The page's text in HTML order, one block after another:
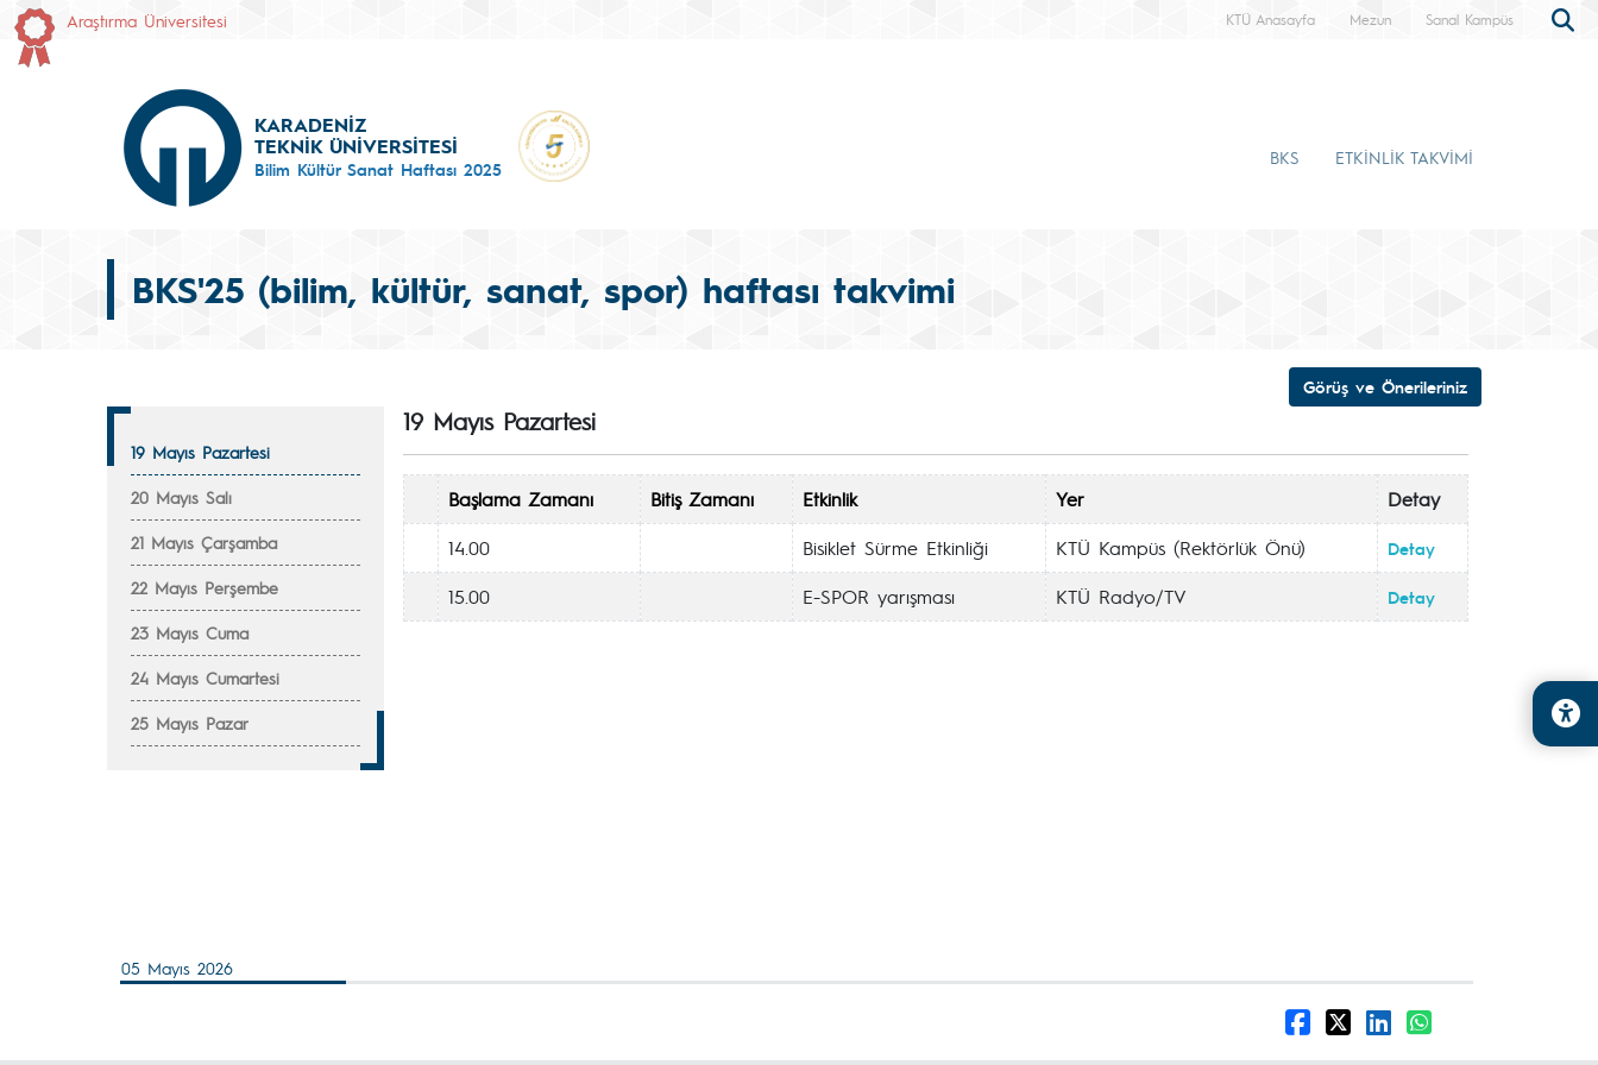
Araştırma Üniversitesi KTÜ Anasayfa Mezun Sanal Kampüs
KARADENİZ
TEKNİK ÜNİVERSİTESİ
Bilim Kültür Sanat Haftası 2025
BKS ETKİNLİK TAKVİMİ
BKS'25 (bilim, kültür, sanat, spor) haftası takvimi
Görüş ve Önerileriniz
19 Mayıs Pazartesi
20 Mayıs Salı
21 Mayıs Çarşamba
22 Mayıs Perşembe
23 Mayıs Cuma
24 Mayıs Cumartesi
25 Mayıs Pazar
19 Mayıs Pazartesi
Başlama Zamanı Bitiş Zamanı Etkinlik Yer
Detay
14.00
Bisiklet Sürme Etkinliği KTÜ Kampüs (Rektörlük Önü) Detay
15.00 E-SPOR yarışması KTÜ Radyo/TV Detay
05 Mayıs 2026